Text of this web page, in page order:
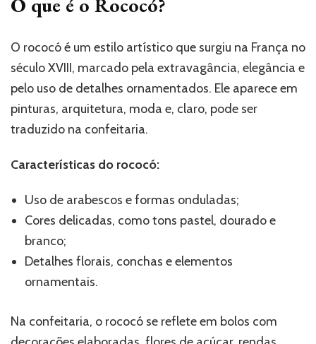
O rococó é um estilo artístico que surgiu na França no
século XVIII, marcado pela extravagância, elegância e
pelo uso de detalhes ornamentados. Ele aparece em
pinturas, arquitetura, moda e, claro, pode ser
traduzido na confeitaria.
Características do rococó:
Uso de arabescos e formas onduladas;
Cores delicadas, como tons pastel, dourado e
branco;
Detalhes florais, conchas e elementos
ornamentais.
Na confeitaria, o rococó se reflete em bolos com